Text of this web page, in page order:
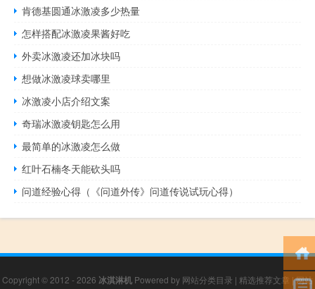
肯德基圆通冰激凌多少热量
怎样搭配冰激凌果酱好吃
外卖冰激凌还加冰块吗
想做冰激凌球卖哪里
冰激凌小店介绍文案
奇瑞冰激凌钥匙怎么用
最简单的冰激凌怎么做
红叶石楠冬天能砍头吗
问道经验心得（《问道外传》问道传说试玩心得）
Copyright © 2012 - 2026 冰淇淋机 Powered by 网站分类目录 | 精选推荐文章 |网站